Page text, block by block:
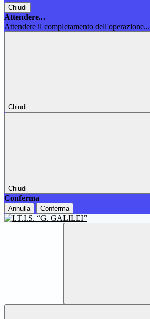
Chiudi
Attendere...
Attendere il completamento dell'operazione...
Chiudi
Chiudi
Conferma
Annulla Conferma